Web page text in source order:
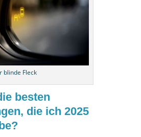
blinde Fleck
besten
die ich 2025